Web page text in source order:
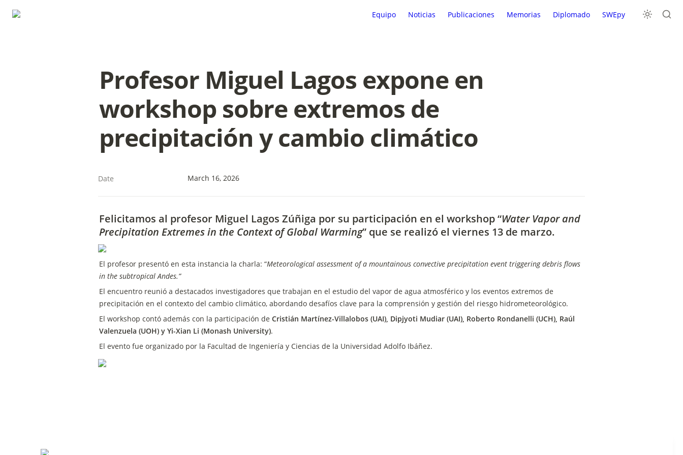
Equipo Noticias Publicaciones Memorias Diplomado SWEpy
Profesor Miguel Lagos expone en
workshop sobre extremos de
precipitación y cambio climático
Date March 16, 2026
Felicitamos al profesor Miguel Lagos Zúñiga por su participación en el workshop “Water Vapor and
Precipitation Extremes in the Context of Global Warming” que se realizó el viernes 13 de marzo.
El profesor presentó en esta instancia la charla: “Meteorological assessment of a mountainous convective precipitation event triggering debris flows
in the subtropical Andes.”
El encuentro reunió a destacados investigadores que trabajan en el estudio del vapor de agua atmosférico y los eventos extremos de
precipitación en el contexto del cambio climático, abordando desafíos clave para la comprensión y gestión del riesgo hidrometeorológico.
El workshop contó además con la participación de Cristián Martínez-Villalobos (UAI), Dipjyoti Mudiar (UAI), Roberto Rondanelli (UCH), Raúl
Valenzuela (UOH) y Yi-Xian Li (Monash University).
El evento fue organizado por la Facultad de Ingeniería y Ciencias de la Universidad Adolfo Ibáñez.